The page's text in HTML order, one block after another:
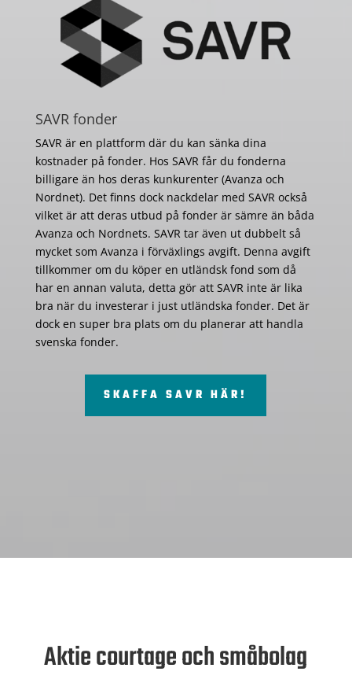
SAVR fonder
SAVR är en plattform där du kan sänka dina
kostnader på fonder. Hos SAVR får du fonderna
billigare än hos deras kunkurenter (Avanza och
Nordnet). Det finns dock nackdelar med SAVR också
vilket är att deras utbud på fonder är sämre än båda
Avanza och Nordnets. SAVR tar även ut dubbelt så
mycket som Avanza i förväxlings avgift. Denna avgift
tillkommer om du köper en utländsk fond som då
har en annan valuta, detta gör att SAVR inte är lika
bra när du investerar i just utländska fonder. Det är
dock en super bra plats om du planerar att handla
svenska fonder.
SKAFFA SAVR HÄR!
Aktie courtage och småbolag